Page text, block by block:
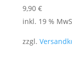
9,90 €
inkl. 19 %
zzgl.